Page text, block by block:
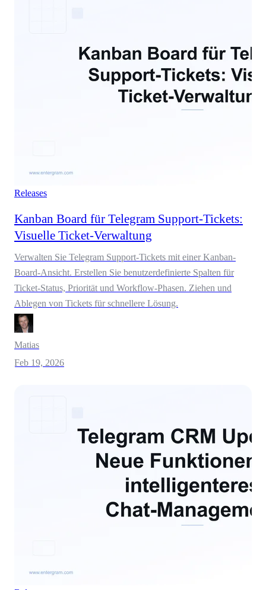
Releases
Kanban Board für Telegram Support-Tickets:
Visuelle Ticket-Verwaltung
Verwalten Sie Telegram Support-Tickets mit einer Kanban-
Board-Ansicht. Erstellen Sie benutzerdefinierte Spalten für
Ticket-Status, Priorität und Workflow-Phasen. Ziehen und
Ablegen von Tickets für schnellere Lösung.
Matias
Feb 19, 2026